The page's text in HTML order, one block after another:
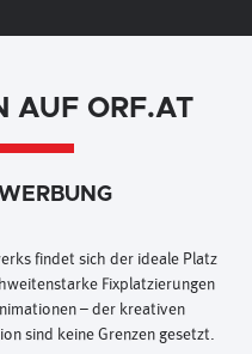
AUF ORF.AT
findet sich der ideale Platz
Fixplatzierungen
– der kreativen
sind keine Grenzen gesetzt.